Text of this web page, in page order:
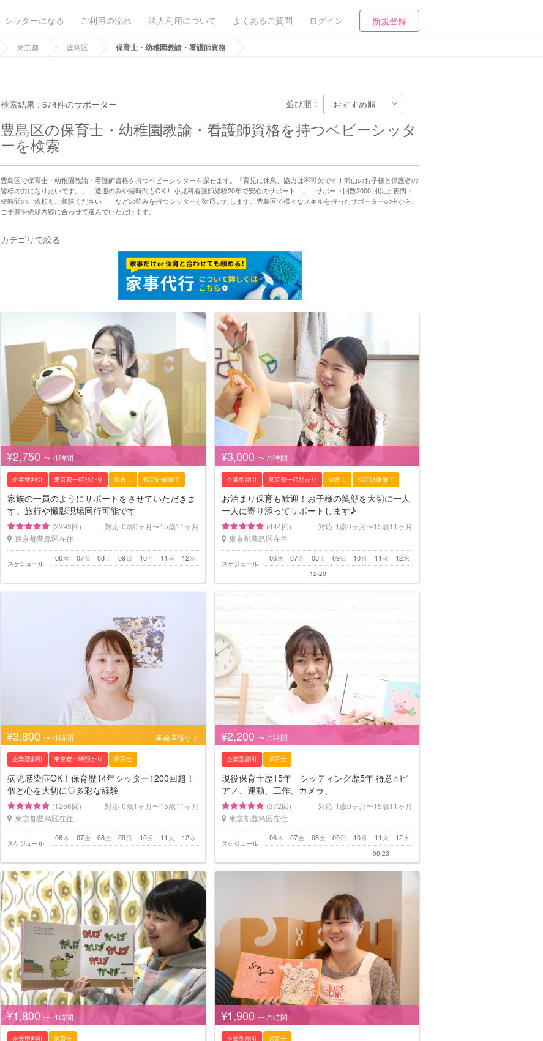
シッターになる ご利用の流れ 法人利用について よくあるご質問 ログイン 新規登録
東京都 豊島区 保育士・幼稚園教諭・看護師資格
検索結果 :674件のサポーター 並び順 :
豊島区の保育士・幼稚園教諭・看護師資格を持つベビーシッタ
ーを検索
豊島区で保育士・幼稚園教諭・看護師資格を持つベビーシッターを探せます。「育児に休息、協力は不可欠です！沢山のお子様と保護者の
皆様の力になりたいです。」「送迎のみや短時間もOK！ 小児科看護師経験20年で安心のサポート！」「サポート回数2000回以上 夜間・
短時間のご依頼もご相談ください！」などの強みを持つシッターが対応いたします。豊島区で様々なスキルを持ったサポーターの中から、
ご予算や依頼内容に合わせて選んでいただけます。
カテゴリで絞る
¥2,750 〜 /1時間
企業型割引 東京都一時預かり 保育士 指定研修修了
家族の一員のようにサポートをさせていただきま
す。旅行や撮影現場同行可能です
(2293回) 対応 0歳0ヶ月〜15歳11ヶ月
東京都豊島区在住
スケジュール
木
06 金
07 土
08 日
09 月
10 火
11 水
12
¥3,000 〜 /1時間
企業型割引 東京都一時預かり 保育士 指定研修修了
お泊まり保育も歓迎！お子様の笑顔を大切に一人
一人に寄り添ってサポートします♪
(444回) 対応 1歳0ヶ月〜15歳11ヶ月
東京都豊島区在住
スケジュール
木
06 金
07 土
08 日
09 月
10 火
11 水
12
12-20
¥3,800 〜 /1時間 産前産後ケア
企業型割引 東京都一時預かり 保育士
病児感染症OK！保育歴14年シッター1200回超！
個と心を大切に♡多彩な経験
(1256回) 対応 0歳1ヶ月〜15歳11ヶ月
東京都豊島区在住
スケジュール
木
06 金
07 土
08 日
09 月
10 火
11 水
12
¥2,200 〜 /1時間
企業型割引 保育士
現役保育士歴15年 シッティング歴5年 得意⭐ピ
アノ、運動、工作、カメラ、
(372回) 対応 1歳0ヶ月〜15歳11ヶ月
東京都豊島区在住
スケジュール
木
06 金
07 土
08 日
09 月
10 火
11 水
12
00-23
¥1,800 〜 /1時間
企業型割引 保育士
¥1,900 〜 /1時間
企業型割引 保育士